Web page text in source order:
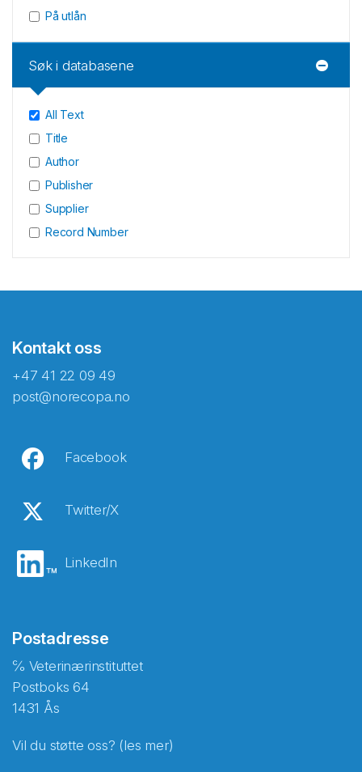
På utlån
Søk i databasene
All Text
Title
Author
Publisher
Supplier
Record Number
Kontakt oss
+47 41 22 09 49
post@norecopa.no
Facebook
Twitter/X
LinkedIn
Postadresse
℅ Veterinærinstituttet
Postboks 64
1431 Ås
Vil du støtte oss? (les mer)